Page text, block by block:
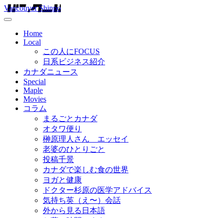
Vancouver Shinpo
Home
Local
この人にFOCUS
日系ビジネス紹介
カナダニュース
Special
Maple
Movies
コラム
まるごとカナダ
オタワ便り
榊原理人さん エッセイ
老婆のひとりごと
投稿千景
カナダで楽しむ食の世界
ヨガと健康
ドクター杉原の医学アドバイス
気持ち英（え〜）会話
外から見る日本語